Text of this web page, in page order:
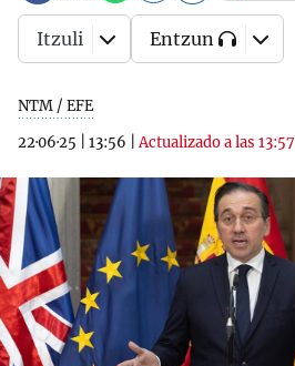
NTM / EFE
22·06·25
13:56 |Actualizado a las 13:57
Itzuli Entzun